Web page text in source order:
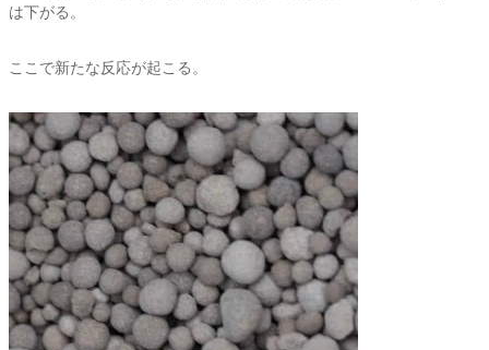
は下がる。
ここで新たな反応が起こる。